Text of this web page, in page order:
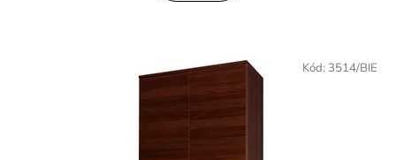
hviezdičiek.
Kód: 3514/BIE